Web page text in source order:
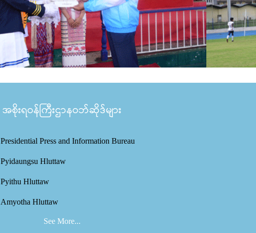
အစိုးရဝန်ကြီးဌာနဝဘ်ဆိုဒ်များ
Presidential Press and Information Bureau
Pyidaungsu Hluttaw
Pyithu Hluttaw
Amyotha Hluttaw
See More...